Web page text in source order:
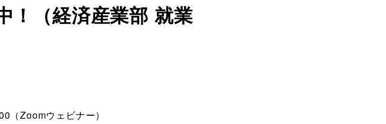
！（経済産業部 就業
（Zoomウェビナー）